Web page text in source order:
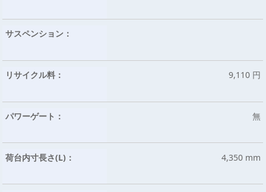
サスペンション：
リサイクル料： 9,110 円
パワーゲート： 無
荷台内寸長さ(L)： 4,350 mm